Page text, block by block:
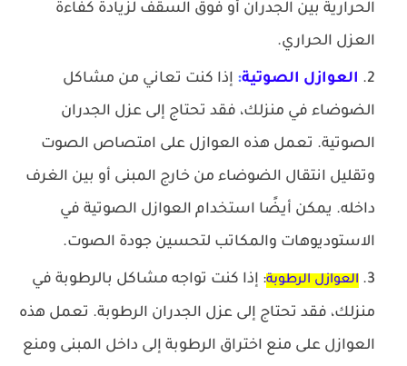
الحرارية بين الجدران أو فوق السقف لزيادة كفاءة
العزل الحراري.
العوازل الصوتية: إذا كنت تعاني من مشاكل
الضوضاء في منزلك، فقد تحتاج إلى عزل الجدران
الصوتية. تعمل هذه العوازل على امتصاص الصوت
وتقليل انتقال الضوضاء من خارج المبنى أو بين الغرف
داخله. يمكن أيضًا استخدام العوازل الصوتية في
الاستوديوهات والمكاتب لتحسين جودة الصوت.
العوازل الرطوبة: إذا كنت تواجه مشاكل بالرطوبة في
منزلك، فقد تحتاج إلى عزل الجدران الرطوبة. تعمل هذه
العوازل على منع اختراق الرطوبة إلى داخل المبنى ومنع